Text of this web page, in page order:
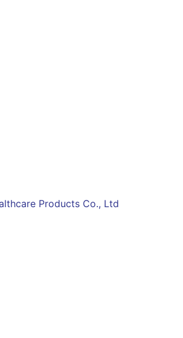
Products Co., Ltd